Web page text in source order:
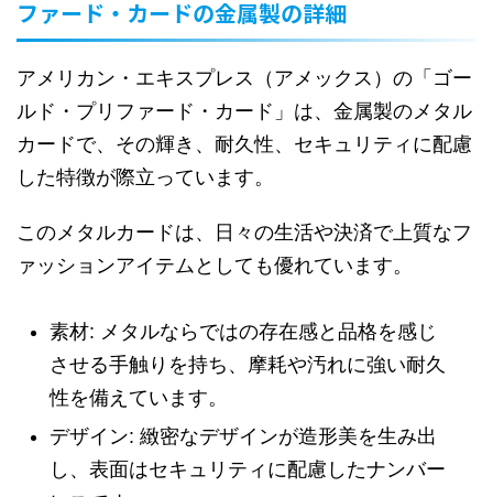
ファード・カードの金属製の詳細
アメリカン・エキスプレス（アメックス）の「ゴー
ルド・プリファード・カード」は、金属製のメタル
カードで、その輝き、耐久性、セキュリティに配慮
した特徴が際立っています。
このメタルカードは、日々の生活や決済で上質なフ
ァッションアイテムとしても優れています。
素材: メタルならではの存在感と品格を感じ
させる手触りを持ち、摩耗や汚れに強い耐久
性を備えています。
デザイン: 緻密なデザインが造形美を生み出
し、表面はセキュリティに配慮したナンバー